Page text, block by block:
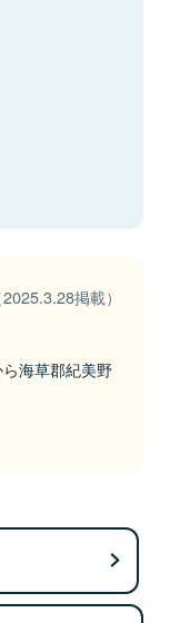
2025.3.28掲載）
海草郡紀美野